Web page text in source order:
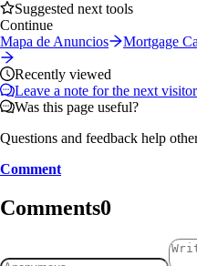
Suggested next tools
Continue
Mapa de Anuncios
Mortgage
Recently viewed
Leave a note for the next
Was this page useful?
Questions and feedback help
Comment
Comments0